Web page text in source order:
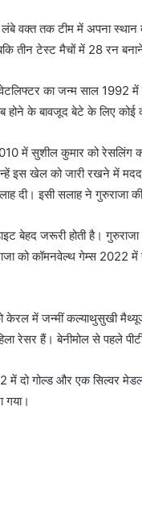
लंबे वक्त तक टीम में अपना
तीन टेस्ट मैचों में 28 रन
का जन्म साल 1992
होने के बावजूद बेटे के लिए कोई
में सुशील कुमार को रेसलिंग
इस खेल को जारी रखने में
दी। इसी सलाह ने गुरुराजा
बेहद जरूरी होती है।
को कॉमनवेल्थ गेम्स 2022 में
केरल में जन्मीं कल्याथुसुखी
रेसर हैं। बेनीमोल से पहले
में दो गोल्ड और एक सिल्वर
गया।